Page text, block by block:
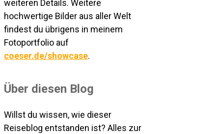
weiteren Details. Weitere
hochwertige Bilder aus aller Welt
findest du übrigens in meinem
Fotoportfolio auf
coeser.de/showcase.
Über diesen Blog
Willst du wissen, wie dieser
Reiseblog entstanden ist? Alles zur